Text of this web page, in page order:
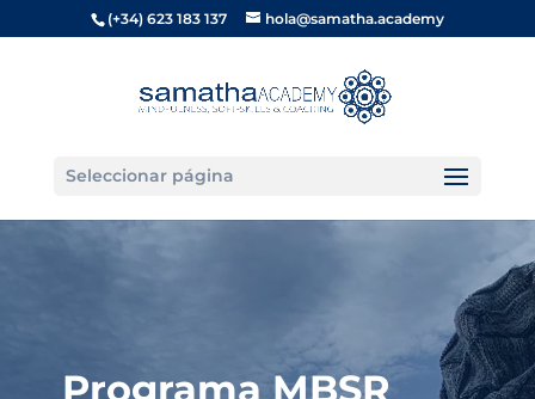
(+34) 623 183 137 hola@samatha.academy
Seleccionar página
Programa MBSR